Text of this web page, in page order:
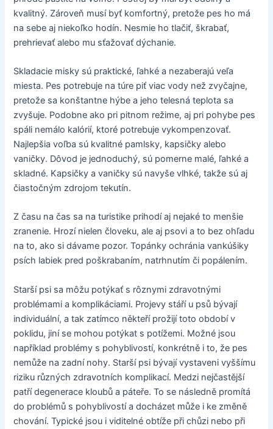
kvalitný. Zároveň musí byť komfortný, pretože pes ho má
na sebe aj niekoľko hodín. Nesmie ho tlačiť, škrabať,
prehrievať alebo mu sťažovať dýchanie.
Skladacie misky sú praktické, ľahké a nezaberajú veľa
miesta. Pes potrebuje na túre piť viac vody než zvyčajne,
pretože sa konštantne hýbe a jeho telesná teplota sa
zvyšuje. Podobne ako pri pitnom režime, aj pri pohybe pes
spáli nemálo kalórií, ktoré potrebuje vykompenzovať.
Najlepšia voľba sú kvalitné pamlsky, kapsičky alebo
vaničky. Dôvod je jednoduchý, sú pomerne malé, ľahké a
skladné. Kapsičky a vaničky sú navyše vlhké, takže sú aj
čiastočným zdrojom tekutín.
Z času na čas sa na turistike prihodí aj nejaké to menšie
zranenie. Hrozí nielen človeku, ale aj psovi a to bez ohľadu
na to, ako si dávame pozor. Topánky ochránia vankúšiky
psích labiek pred poškrabaním, natrhnutím či popálením.
Starší psi sa môžu potýkať s rôznymi zdravotnými
problémami a komplikáciami. Projevy stáří u psů bývají
individuální, a tak zatímco někteří prožijí toto období v
poklidu, jiní se mohou potýkat s potížemi. Možné jsou
například problémy s pohyblivostí, konkrétně i to, že pes
nemůže na zadní nohy. Starší psi bývají vystaveni vyššímu
riziku různých zdravotních komplikací. Medzi nejčastější
patří degenerace kloubů a páteře. To se následně promítá
do problémů s pohyblivostí a docházet může i ke změně
chování. Typické jsou i viditelné obtíže při chůzi nebo při